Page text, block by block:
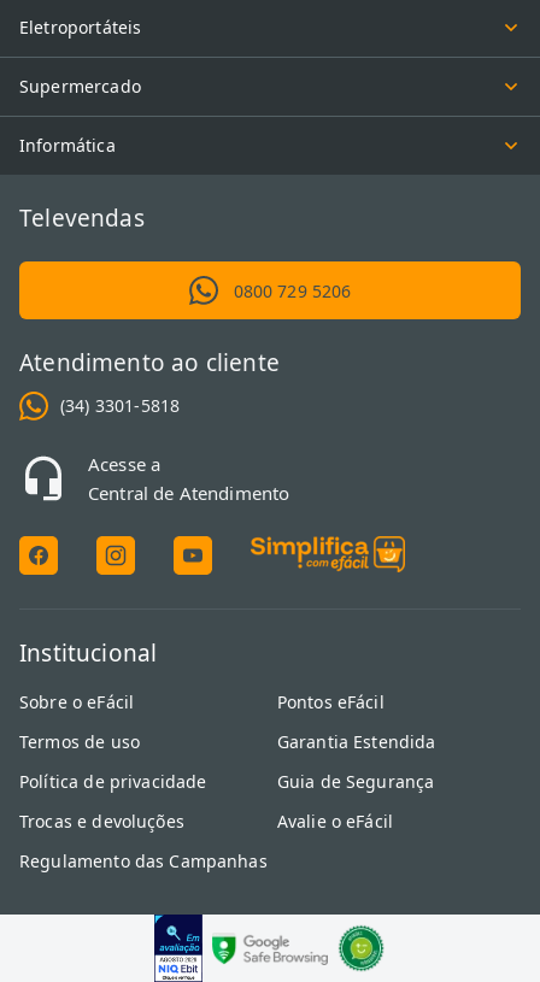
Eletroportáteis
Supermercado
Informática
Televendas
0800 729 5206
Atendimento ao cliente
(34) 3301-5818
Acesse a
Central de Atendimento
Institucional
Sobre o eFácil
Termos de uso
Política de privacidade
Trocas e devoluções
Regulamento das Campanhas
Pontos eFácil
Garantia Estendida
Guia de Segurança
Avalie o eFácil